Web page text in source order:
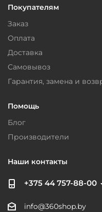
Покупателям
Заказ
Оплата
Доставка
Самовывоз
Гарантия, замена и
Помощь
Блог
Производители
Наши контакты
+375 44 757-88-00
info@360shop.by